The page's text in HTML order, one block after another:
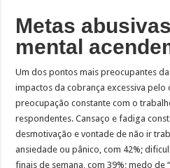
Metas
mental
Um dos pontos mais preocupantes
impactos da cobrança excessiva pelo
preocupação constante com o
respondentes. Cansaço e fadiga
desmotivação e vontade de não ir
ansiedade ou pânico, com 42%;
finais de semana, com 39%; medo de